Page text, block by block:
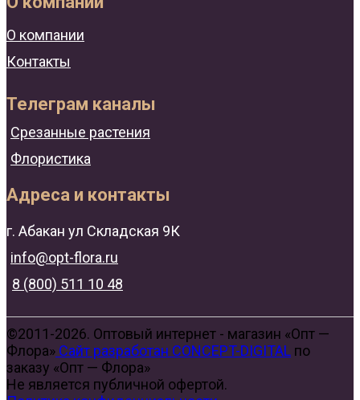
О компании
Контакты
Телеграм каналы
Срезанные растения
Флористика
Адреса и контакты
г. Абакан ул Складская 9К
info@opt-flora.ru
8 (800) 511 10 48
©2011-2026. Оптовый интернет - магазин «Опт —
Флора» Сайт разработан CONCEPT-DIGITAL по
заказу «Опт — Флора»
Не является публичной офертой.